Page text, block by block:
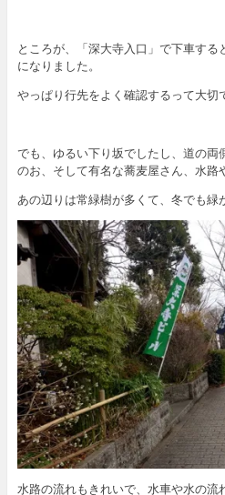
ところが、「深大寺入口」で下車する
になりました。
やっぱり行先をよく確認するって大切
でも、ゆるい下り坂でしたし、道の両
のお、そして有名な蕎麦屋さん、水路
あの辺りは常緑樹が多くて、冬でも緑
水路の流れもきれいで、水車や水の流